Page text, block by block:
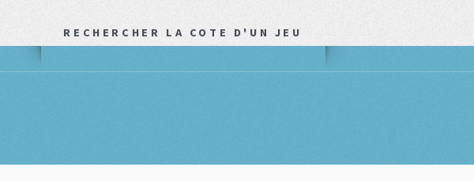
RECHERCHER LA COTE D'UN JEU